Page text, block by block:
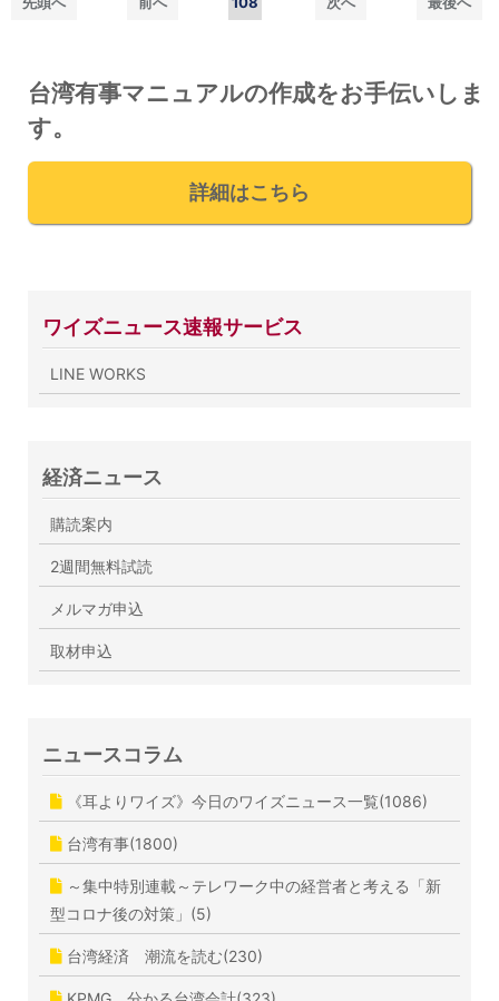
台湾有事マニュアルの作成をお手伝いしま
す。
詳細はこちら
ワイズニュース速報サービス
LINE WORKS
経済ニュース
購読案内
2週間無料試読
メルマガ申込
取材申込
ニュースコラム
《耳よりワイズ》今日のワイズニュース一覧(1086)
台湾有事(1800)
～集中特別連載～テレワーク中の経営者と考える「新
型コロナ後の対策」(5)
台湾経済 潮流を読む(230)